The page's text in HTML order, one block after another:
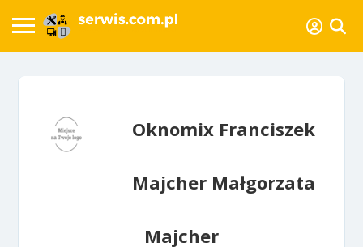
Oknomix Franciszek
Majcher Małgorzata
Majcher